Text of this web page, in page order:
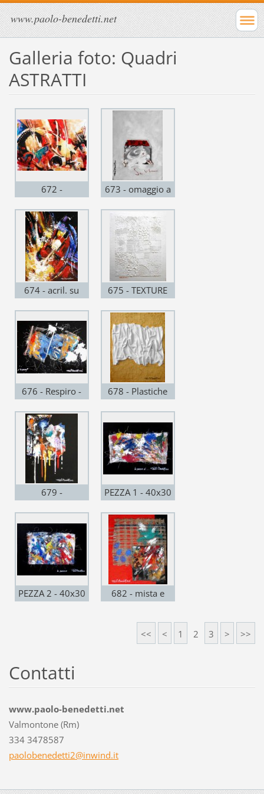
www.paolo-benedetti.net
Galleria foto: Quadri
ASTRATTI
672 -
1 - acrilico su
cartoncino 300
gr. 55x41 - 2015
673 - omaggio a
acrilico su
masonite 28x39 -
2015
674 - acril. su
20x28 - 2015
675 - TEXTURE
su faesite 40x50 -
2015
676 - Respiro -
su legno
compensato
40x30 - 2015
678 - Plastiche
tessuto su faesite
telata 20x25 -
2015
679 -
cromatica, acril.
su compensato
30x40 - 2015
PEZZA 1 - 40x30
PEZZA 2 - 40x30
682 - mista e
telata 29x34 -
2015
<< < 1 2 3 > >>
Contatti
www.paolo-benedetti.net
Valmontone (Rm)
334 3478587
paolobenedetti2@inwind.it